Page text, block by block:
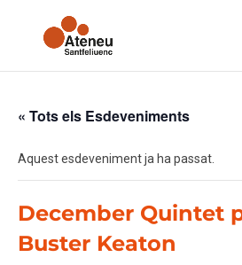
« Tots els Esdeveniments
Aquest esdeveniment ja ha passat.
December Quintet
Buster Keaton